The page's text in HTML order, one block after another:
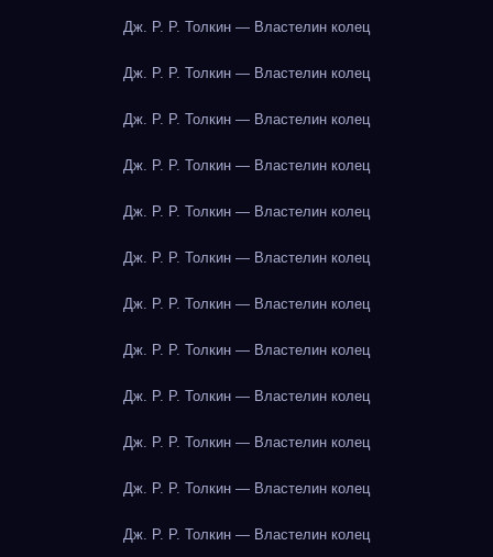
Дж. Р. Р. Толкин — Властелин колец
Дж. Р. Р. Толкин — Властелин колец
Дж. Р. Р. Толкин — Властелин колец
Дж. Р. Р. Толкин — Властелин колец
Дж. Р. Р. Толкин — Властелин колец
Дж. Р. Р. Толкин — Властелин колец
Дж. Р. Р. Толкин — Властелин колец
Дж. Р. Р. Толкин — Властелин колец
Дж. Р. Р. Толкин — Властелин колец
Дж. Р. Р. Толкин — Властелин колец
Дж. Р. Р. Толкин — Властелин колец
Дж. Р. Р. Толкин — Властелин колец